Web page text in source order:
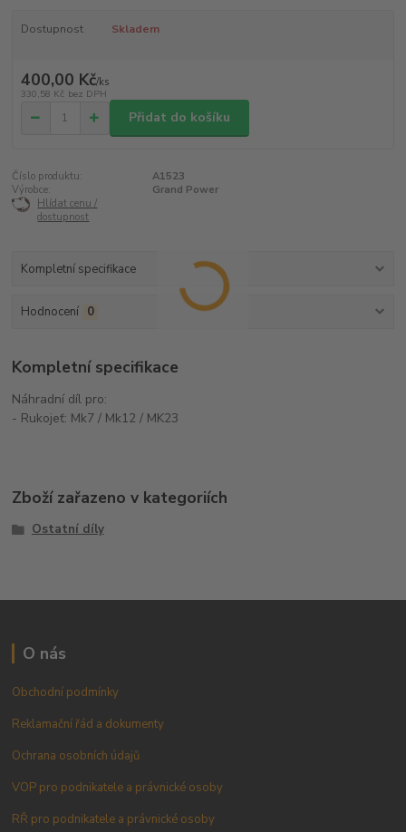
Dostupnost Skladem
400,00 Kč/ks
330,58 Kč bez DPH
Přidat do košíku
Číslo produktu:
A1523
Výrobce:
Grand Power
Hlídat cenu /
dostupnost
Kompletní specifikace
Hodnocení 0
Kompletní specifikace
Náhradní díl pro:
- Rukojeť: Mk7 / Mk12 / MK23
Zboží zařazeno v kategoriích
Ostatní díly
O nás
Obchodní podmínky
Reklamační řád a dokumenty
Ochrana osobních údajů
VOP pro podnikatele a právnické osoby
RŘ pro podnikatele a právnické osoby